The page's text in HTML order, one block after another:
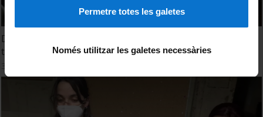
Permetre totes les galetes
Només utilitzar les galetes necessàries
Diàlegs Alumni - Escriure en femení a l’edat mitjana: de les
trobairitz a Christine de Pizan